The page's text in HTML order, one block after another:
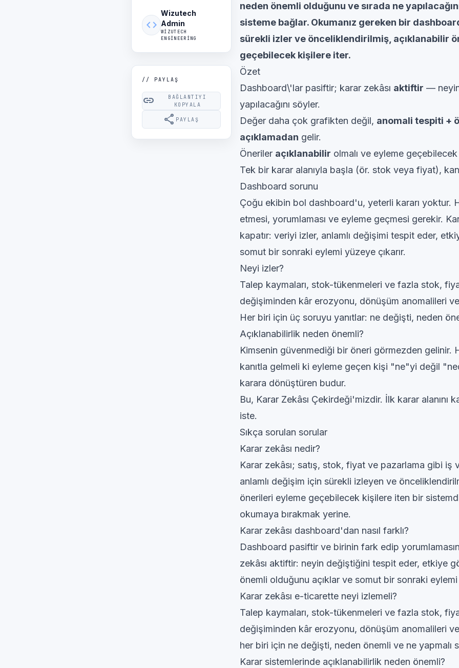
code
Wizutech
Admin
WIZUTECH
ENGINEERING
// PAYLAŞ
link
BAĞLANTIYI
KOPYALA
share PAYLAŞ
neden önemli olduğunu ve sırada ne
sisteme bağlar. Okumanız gereken bir
sürekli izler ve önceliklendirilmiş, açıklanabilir
geçebilecek kişilere iter.
Özet
Dashboard\'lar pasiftir; karar zekâsı aktiftir —
yapılacağını söyler.
Değer daha çok grafikten değil, anomali tespiti +
açıklamadan gelir.
Öneriler açıklanabilir olmalı ve eyleme
Tek bir karar alanıyla başla (ör. stok veya fiyat),
Dashboard sorunu
Çoğu ekibin bol dashboard'u, yeterli kararı yoktur.
etmesi, yorumlaması ve eyleme geçmesi gerekir.
kapatır: veriyi izler, anlamlı değişimi tespit eder,
somut bir sonraki eylemi yüzeye çıkarır.
Neyi izler?
Talep kaymaları, stok-tükenmeleri ve fazla stok,
değişiminden kâr erozyonu, dönüşüm anomalileri
Her biri için üç soruyu yanıtlar: ne değişti, neden
Açıklanabilirlik neden önemli?
Kimsenin güvenmediği bir öneri görmezden gelinir.
kanıtla gelmeli ki eyleme geçen kişi "ne"yi değil
karara dönüştüren budur.
Bu, Karar Zekâsı Çekirdeği'mizdir. İlk karar alanını
iste.
Sıkça sorulan sorular
Karar zekâsı nedir?
Karar zekâsı; satış, stok, fiyat ve pazarlama gibi iş
anlamlı değişim için sürekli izleyen ve
önerileri eyleme geçebilecek kişilere iten bir
okumaya bırakmak yerine.
Karar zekâsı dashboard'dan nasıl farklı?
Dashboard pasiftir ve birinin fark edip
zekâsı aktiftir: neyin değiştiğini tespit eder, etkiye
önemli olduğunu açıklar ve somut bir sonraki eylemi
Karar zekâsı e-ticarette neyi izlemeli?
Talep kaymaları, stok-tükenmeleri ve fazla stok,
değişiminden kâr erozyonu, dönüşüm anomalileri
her biri için ne değişti, neden önemli ve ne yapmalı
Karar sistemlerinde açıklanabilirlik neden önemli?